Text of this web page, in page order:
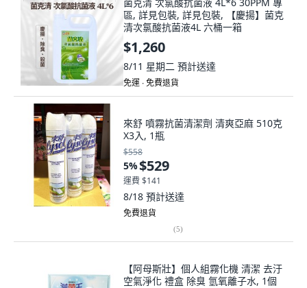
區, 詳見包裝, 詳見包裝, 【慶揚】菌克
清次氯酸抗菌液4L 六桶一箱
$1,260
8/11 星期二 預計送達
免運 ∙ 免費退貨
來舒 噴霧抗菌清潔劑 清爽亞麻 510克
X3入, 1瓶
$558
5%$529
運費 $141
8/18 預計送達
免費退貨
(5)
【阿母斯壯】個人組霧化機 清潔 去汙
空氣淨化 禮盒 除臭 氫氧離子水, 1個